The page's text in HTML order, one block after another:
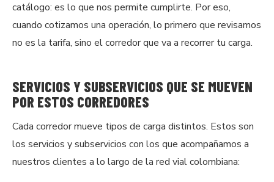
catálogo: es lo que nos permite cumplirte. Por eso,
cuando cotizamos una operación, lo primero que revisamos
no es la tarifa, sino el corredor que va a recorrer tu carga.
SERVICIOS Y SUBSERVICIOS QUE SE MUEVEN
POR ESTOS CORREDORES
Cada corredor mueve tipos de carga distintos. Estos son
los servicios y subservicios con los que acompañamos a
nuestros clientes a lo largo de la red vial colombiana: